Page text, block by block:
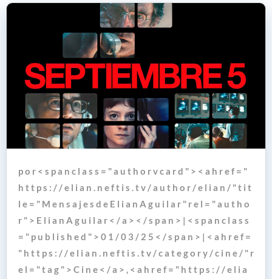
p o r < s p a n c l a s s = " a u t h o r v c a r d " > < a h r e f = "
h t t p s : / / e l i a n . n e f t i s . t v / a u t h o r / e l i a n / " t i t
l e = " M e n s a j e s d e E l i a n A g u i l a r " r e l = " a u t h o
r " > E l i a n A g u i l a r < / a > < / s p a n > | < s p a n c l a s s
= " p u b l i s h e d " > 0 1 / 0 3 / 2 5 < / s p a n > | < a h r e f =
" h t t p s : / / e l i a n . n e f t i s . t v / c a t e g o r y / c i n e / " r
e l = " t a g " > C i n e < / a > , < a h r e f = " h t t p s : / / e l i a